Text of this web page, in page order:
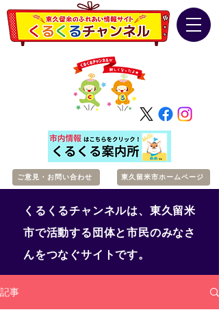
ご意見・お問い合わせ 東久留米市ホームページ
くるくるチャンネルは、東久留米
市で活動する団体と市民のみなさ
んをつなぐサイトです。
記事